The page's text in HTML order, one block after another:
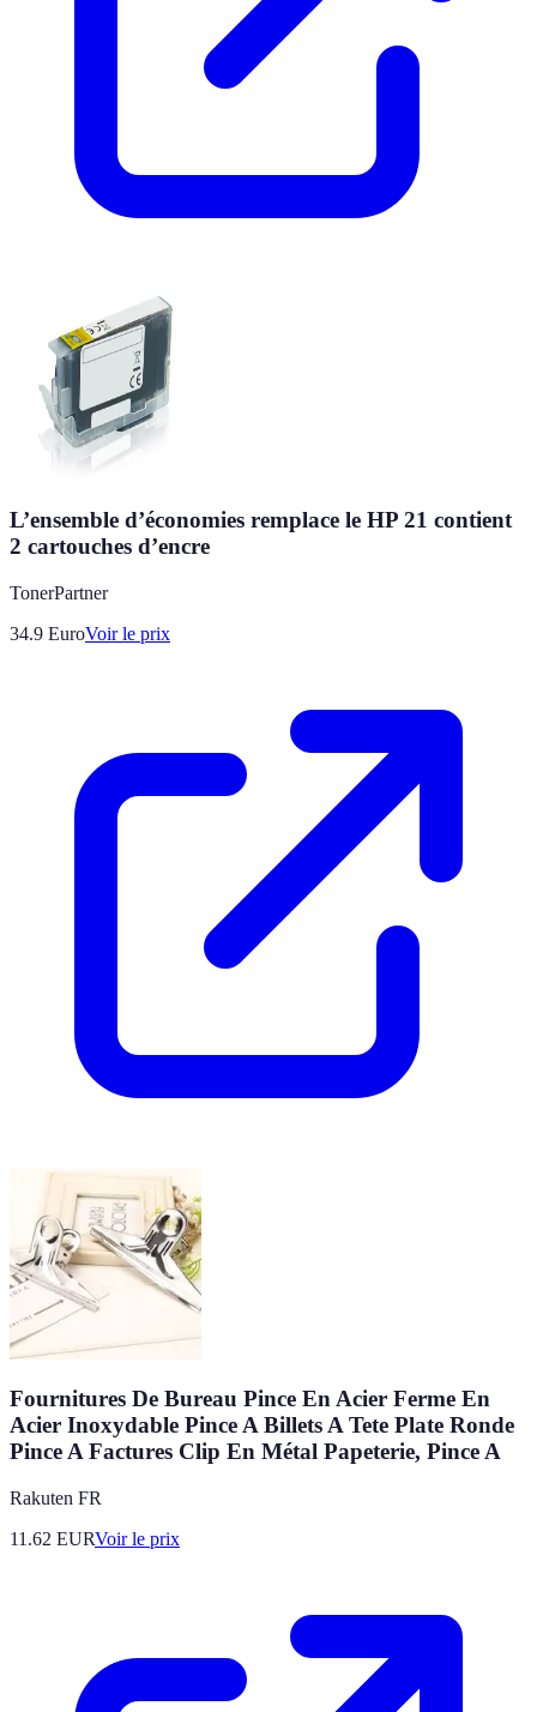
L’ensemble d’économies remplace le HP 21 contient
2 cartouches d’encre
TonerPartner
34.9 EuroVoir le prix
Fournitures De Bureau Pince En Acier Ferme En
Acier Inoxydable Pince A Billets A Tete Plate Ronde
Pince A Factures Clip En Métal Papeterie, Pince A
Rakuten FR
11.62 EURVoir le prix